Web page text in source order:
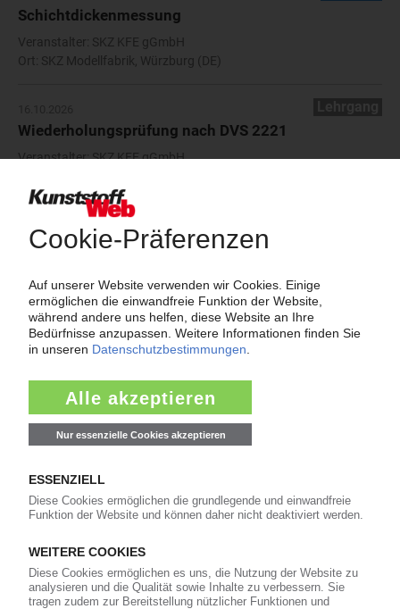
Schichtdickenmessung
Veranstalter: SKZ KFE gGmbH
Ort: SKZ Modellfabrik, Würzburg (DE)
Wiederholungsprüfung nach DVS 2221
Veranstalter: SKZ KFE gGmbH
Kunststoffschweißer in der Prüfgruppe I und II
Ort: SKZ Weiterbildungs-Zentrum, Halle (DE)
19.10. - 21.10.2026 Lehrgang
Prüfung von Kunststoffschweißern
Ort: SKZ Weiterbildungs-Zentrum, Würzburg (DE)
Kunststoffschweißer in der Prüfgruppe I
Veranstalter: SKZ KFE gGmbH
Ort: SKZ Weiterbildungs-Zentrum, Halle (DE)
19.10. - 23.10.2026 Seminar
Geprüfter Einrichter - Spritzgießen Teil 2